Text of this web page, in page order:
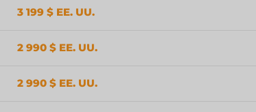
3 199 $ EE. UU.
2 990 $ EE. UU.
2 990 $ EE. UU.